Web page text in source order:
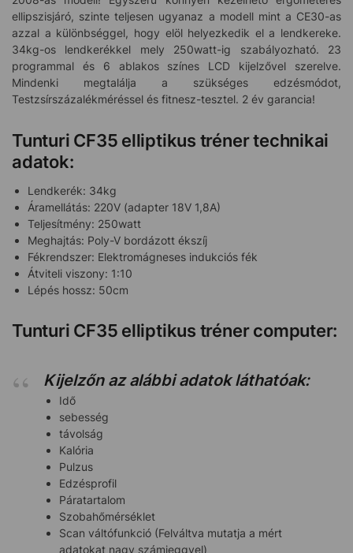
ellipszisjáró, szinte teljesen ugyanaz a modell mint a CE30-as
azzal a különbséggel, hogy elöl helyezkedik el a lendkereke.
34kg-os lendkerékkel mely 250watt-ig szabályozható. 23
programmal és 6 ablakos színes LCD kijelzővel szerelve.
Mindenki megtalálja a szükséges edzésmódot,
Testzsírszázalékméréssel és fitnesz-tesztel. 2 év garancia!
Tunturi CF35 elliptikus tréner technikai
adatok:
Lendkerék: 34kg
Áramellátás: 220V (adapter 18V 1,8A)
Teljesítmény: 250watt
Meghajtás: Poly-V bordázott ékszíj
Fékrendszer: Elektromágneses indukciós fék
Átviteli viszony: 1:10
Lépés hossz: 50cm
Tunturi CF35 elliptikus tréner computer:
Kijelzőn az alábbi adatok láthatóak:
Idő
sebesség
távolság
Kalória
Pulzus
Edzésprofil
Páratartalom
Szobahőmérséklet
Scan váltófunkció (Felváltva mutatja a mért
adatokat nagy számjeggyel)